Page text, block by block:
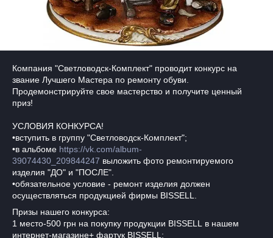
Компания "Светловодск-Комплект" проводит конкурс на
звание Лучшего Мастера по ремонту обуви.
Продемонстрируйте свое мастерство и получите ценный
приз!
УСЛОВИЯ КОНКУРСА!
•вступить в группу "Светловодск-Комплект";
•в альбоме https://vk.com/album-
39074430_209844247 выложить фото ремонтируемого
изделия "ДО" и "ПОСЛЕ".
•обязательное условие - ремонт изделия должен
осуществляться продукцией фирмы BISSELL.
Призы нашего конкурса:
1 место-500 грн на покупку продукции BISSELL в нашем
интернет-магазине+ фартук BISSELL;